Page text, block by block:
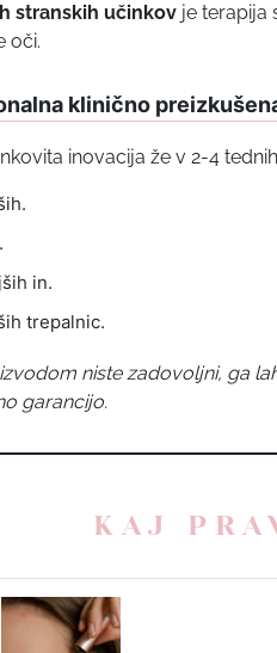
stranskih učinkov je terapija
oči.
klinično
inovacija že v 2-4
in.
trepalnic.
niste zadovoljni, ga
garancijo.
KAJ